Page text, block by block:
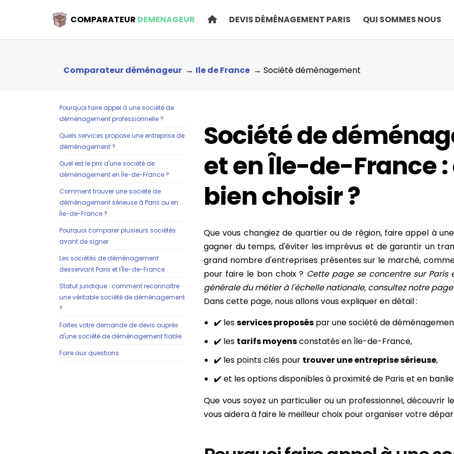
COMPARATEUR DEMENAGEUR DEVIS DÉMÉNAGEMENT PARIS QUI SOMMES NOUS
Comparateur déménageur Ile de France Société déménagement
Pourquoi faire appel à une société de
déménagement professionnelle ?
Quels services propose une entreprise de
déménagement ?
Quel est le prix d'une société de
déménagement en Île-de-France ?
Comment trouver une société de
déménagement sérieuse à Paris ou en
Île-de-France ?
Pourquoi comparer plusieurs sociétés
avant de signer
Les sociétés de déménagement
desservant Paris et l'Île-de-France
Statut juridique : comment reconnaître
une véritable société de déménagement
?
Faites votre demande de devis auprès
d'une société de déménagement fiable
Foire aux questions
Société de
et en Île-de-France
bien choisir ?
Que vous changiez de quartier ou de région, faire appel à
gagner du temps, d'éviter les imprévus et de garantir un
grand nombre d'entreprises présentes sur le marché,
pour faire le bon choix ? Cette page se concentre sur
générale du métier à l'échelle nationale, consultez notre
Dans cette page, nous allons vous expliquer en détail :
✔️ lesservices proposés par une société de
✔️ les tarifs moyensconstatés en Île-de-France,
✔️ les points clés pour trouver une entreprise sérieuse,
✔️ et les options disponibles à proximité de Paris et en
Que vous soyez un particulier ou un professionnel,
vous aidera à faire le meilleur choix pour organiser votre